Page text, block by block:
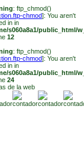
: ftp_chmod()
chmod]: You aren't
in in
s060a8a1/public_html/
12
: ftp_chmod()
chmod]: You aren't
in in
s060a8a1/public_html/
24
de la web